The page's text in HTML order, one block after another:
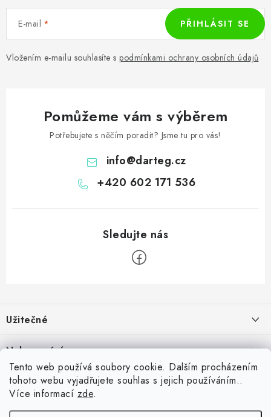
Tento web používá soubory cookie. Dalším procházením
tohoto webu vyjadřujete souhlas s jejich používáním..
Více informací zde.
E-mail
Vložením e-mailu souhlasíte s podmínkami ochrany osobních údajů
PŘIHLÁSIT SE
Pomůžeme vám s výběrem
Potřebujete s něčím poradit? Jsme tu pro vás!
info@darteg.cz
+420 602 171 536
p
a
Užitečné
Kontakt
Věrnostní program
Inspirujte se zákazníky
Blog
Nakupování
Jak nakupovat
Vrácení zboží
Blog